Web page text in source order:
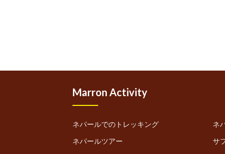
Marron Activity
ネパールでのトレッキング
ネ
ネパールツアー
サ